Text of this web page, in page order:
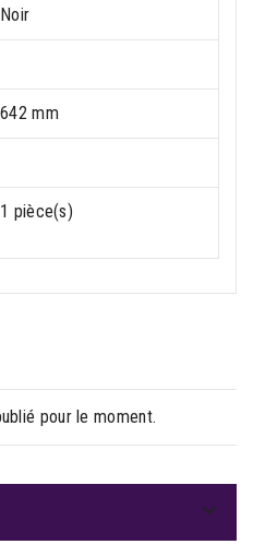
Noir
642 mm
1 pièce(s)
pour le moment.
